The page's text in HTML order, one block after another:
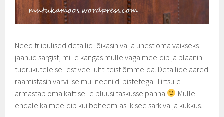
Need triibulised detailid lõikasin välja ühest oma väikseks
jäänud särgist, mille kangas mulle väga meeldib ja plaanin
tüdrukutele sellest veel üht-teist õmmelda. Detailide ääred
raamistasin värvilise mulineeniidi pistetega. Tirtsule
armastab oma kätt selle pluusi taskusse panna
Mulle
endale ka meeldib kui boheemlaslik see särk välja kukkus.